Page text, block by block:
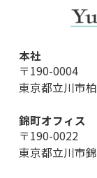
本社
〒190-0004
東京都立川市
錦町オフィス
〒190-0022
東京都立川市